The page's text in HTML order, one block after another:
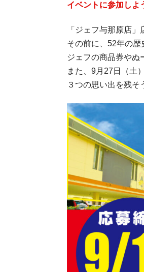
イベントに参加しよ
「ジェフ与那原店
その前に、52年の
ジェフの商品券やぬ
また、9月27日（土
３つの思い出を残そ